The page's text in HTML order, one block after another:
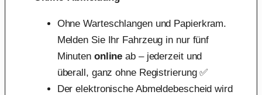
Ohne Warteschlangen und Papierkram.
Melden Sie Ihr Fahrzeug in nur fünf
Minuten online ab – jederzeit und
überall, ganz ohne Registrierung ✅
Der elektronische Abmeldebescheid wird